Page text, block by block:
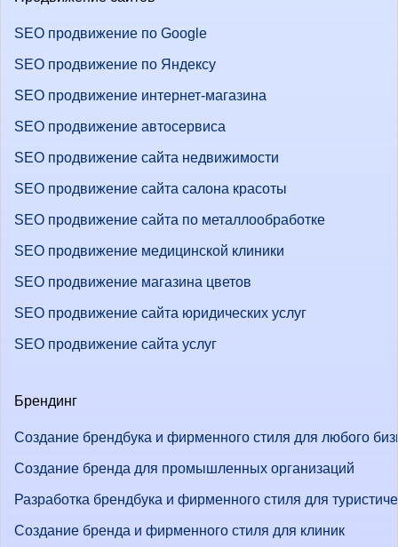
SEO продвижение по Google
SEO продвижение по Яндексу
SEO продвижение интернет-магазина
SEO продвижение автосервиса
SEO продвижение сайта недвижимости
SEO продвижение сайта салона красоты
SEO продвижение сайта по металлообработке
SEO продвижение медицинской клиники
SEO продвижение магазина цветов
SEO продвижение сайта юридических услуг
SEO продвижение сайта услуг
Брендинг
Создание брендбука и фирменного стиля для любого
Создание бренда для промышленных организаций
Разработка брендбука и фирменного стиля для
Создание бренда и фирменного стиля для клиник